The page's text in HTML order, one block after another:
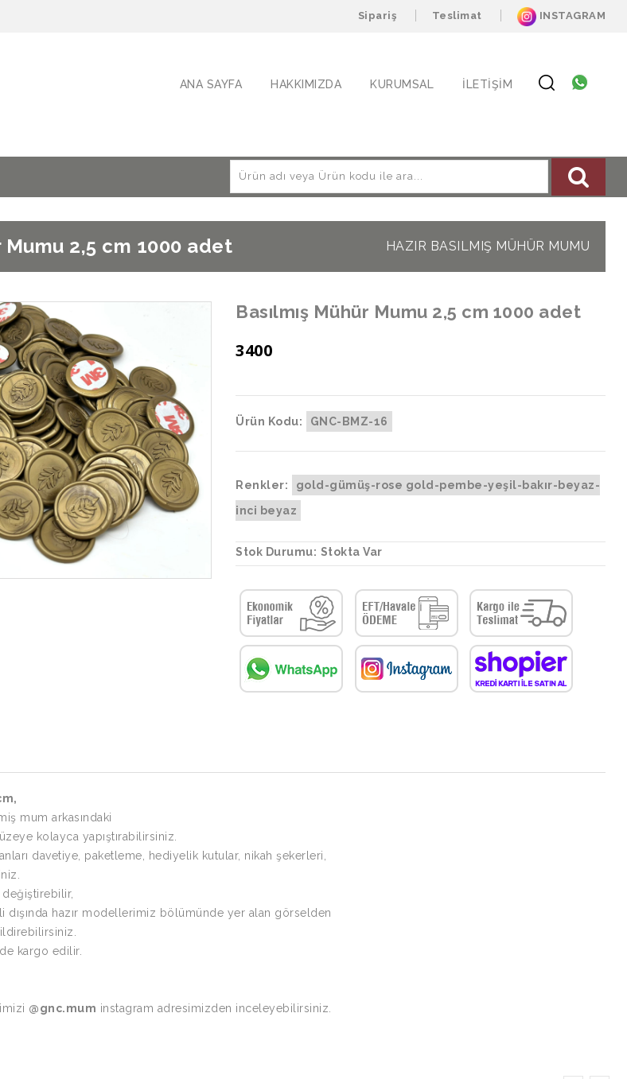
Sipariş Teslimat INSTAGRAM
ANA SAYFA HAKKIMIZDA KURUMSAL İLETIŞIM
Mumu 2,5 cm 1000 adet HAZIR BASILMIŞ MÜHÜR MUMU
Basılmış Mühür Mumu 2,5 cm 1000 adet
3400
Ürün Kodu: GNC-BMZ-16
Renkler:
gold-gümüş-rose gold-pembe-yeşil-bakır-beyaz-
inci beyaz
Stok Durumu: Stokta Var
mum arkasındaki
kolayca yapıştırabilirsiniz.
davetiye, paketleme, hediyelik kutular, nikah şekerleri,
dışında hazır modellerimiz bölümünde yer alan görselden
kargo edilir.
@gnc.mum instagram adresimizden inceleyebilirsiniz.